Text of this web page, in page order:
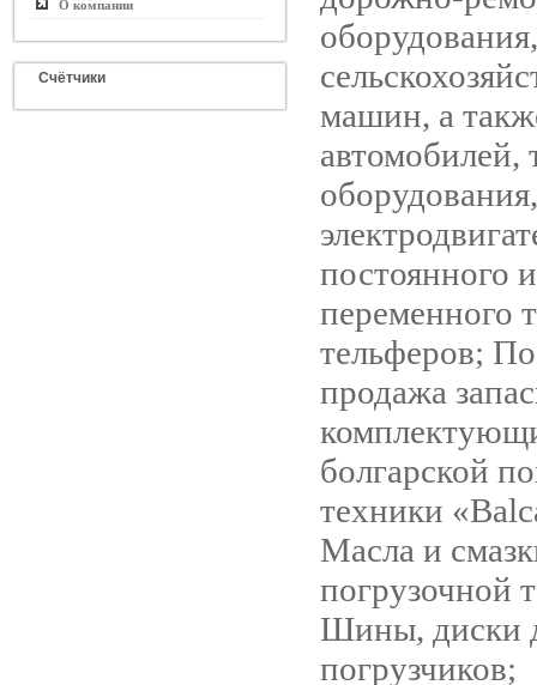
О компании
Счётчики
оборудования,
машин, а
автомобилей,
оборудования,
постоянного и
переменного
тельферов;
продажа
болгарской
техники
Масла и
погрузочной
Шины, диски
погрузчиков;